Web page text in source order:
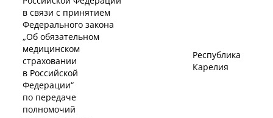
в связи с принятием
Федерального закона
„Об обязательном
медицинском
страховании
в Российской
Федерации“
по передаче
полномочий
Республика
Карелия